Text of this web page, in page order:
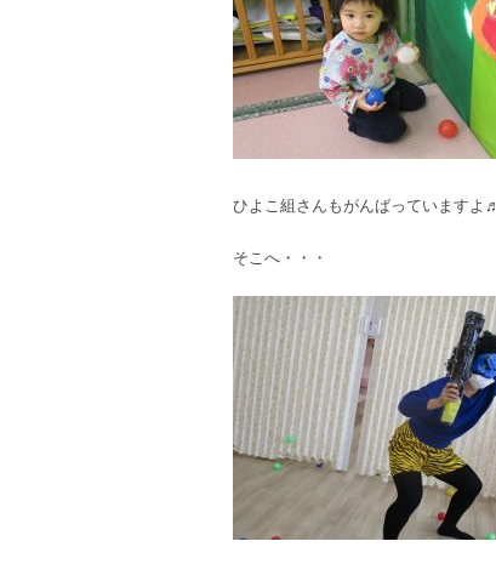
ひよこ組さんもがんばっていますよ♬
そこへ・・・